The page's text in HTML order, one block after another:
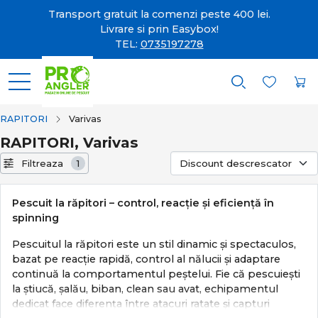
Transport gratuit la comenzi peste 400 lei.
Livrare si prin Easybox!
TEL: 0735197278
RAPITORI Varivas
RAPITORI, Varivas
Filtreaza 1
Pescuit la răpitori – control, reacție și eficiență în
spinning
Pescuitul la răpitori este un stil dinamic și spectaculos,
bazat pe reacție rapidă, control al nălucii și adaptare
continuă la comportamentul peștelui. Fie că pescuiești
la știucă, șalău, biban, clean sau avat, echipamentul
dedicat face diferența între atacuri ratate și capturi